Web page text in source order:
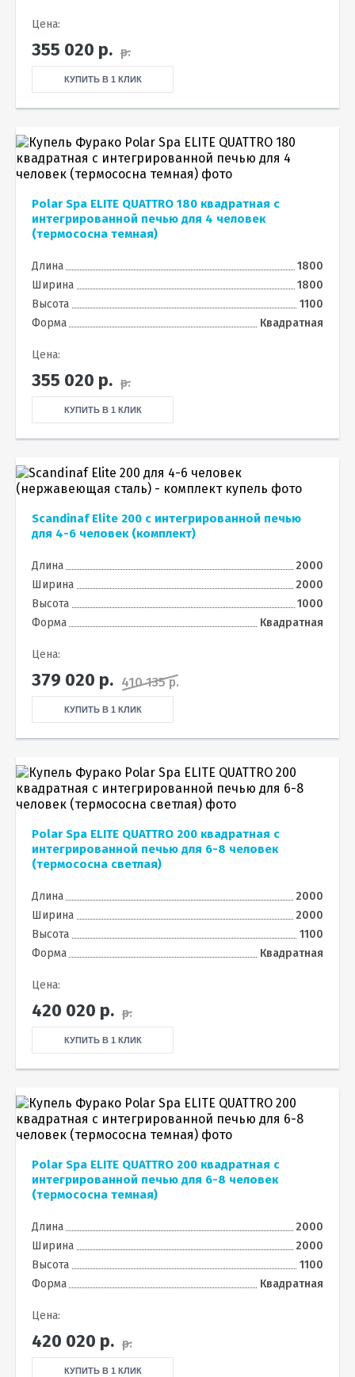
Цена:
355 020 р. р.
КУПИТЬ В 1 КЛИК
Polar Spa ELITE QUATTRO 180 квадратная с
интегрированной печью для 4 человек
(термососна темная)
Длина
1800
Ширина
1800
Высота
1100
Форма
Квадратная
Цена:
355 020 р. р.
КУПИТЬ В 1 КЛИК
Scandinaf Elite 200 c интегрированной печью
для 4-6 человек (комплект)
Длина
2000
Ширина
2000
Высота
1000
Форма
Квадратная
Цена:
379 020 р. 410 135 р.
КУПИТЬ В 1 КЛИК
Polar Spa ELITE QUATTRO 200 квадратная с
интегрированной печью для 6-8 человек
(термососна светлая)
Длина
2000
Ширина
2000
Высота
1100
Форма
Квадратная
Цена:
420 020 р. р.
КУПИТЬ В 1 КЛИК
Polar Spa ELITE QUATTRO 200 квадратная с
интегрированной печью для 6-8 человек
(термососна темная)
Длина
2000
Ширина
2000
Высота
1100
Форма
Квадратная
Цена:
420 020 р. р.
КУПИТЬ В 1 КЛИК